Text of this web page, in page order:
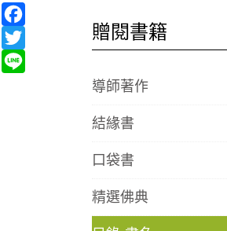
贈閱書籍
導師著作
結緣書
口袋書
精選佛典